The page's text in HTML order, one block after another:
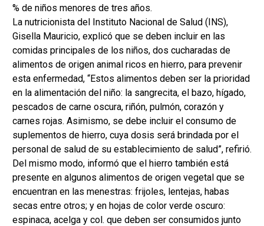
% de niños menores de tres años.
La nutricionista del Instituto Nacional de Salud (INS),
Gisella Mauricio, explicó que se deben incluir en las
comidas principales de los niños, dos cucharadas de
alimentos de origen animal ricos en hierro, para prevenir
esta enfermedad, “Estos alimentos deben ser la prioridad
en la alimentación del niño: la sangrecita, el bazo, hígado,
pescados de carne oscura, riñón, pulmón, corazón y
carnes rojas. Asimismo, se debe incluir el consumo de
suplementos de hierro, cuya dosis será brindada por el
personal de salud de su establecimiento de salud”, refirió.
Del mismo modo, informó que el hierro también está
presente en algunos alimentos de origen vegetal que se
encuentran en las menestras: frijoles, lentejas, habas
secas entre otros; y en hojas de color verde oscuro:
espinaca, acelga y col. que deben ser consumidos junto